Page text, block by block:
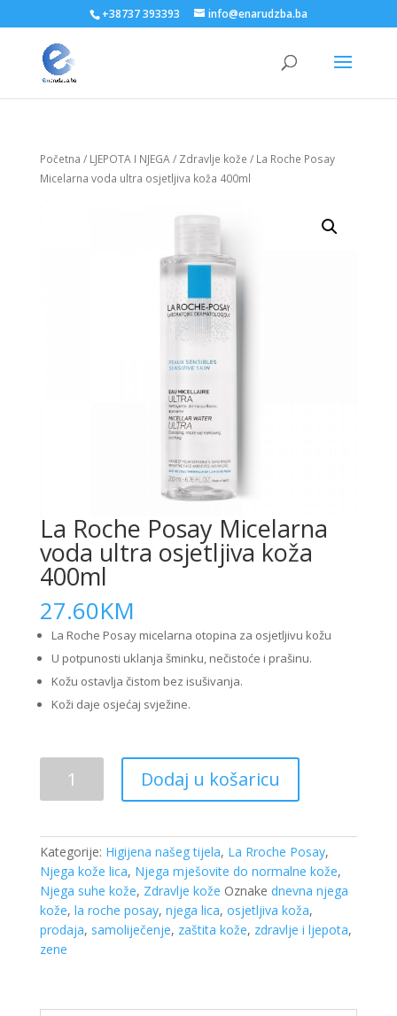
+38737 393393 info@enarudzba.ba
Početna / LJEPOTA I NJEGA/ Zdravlje kože / La Roche Posay
Micelarna voda ultra osjetljiva koža 400ml
La Roche Posay Micelarna
voda ultra osjetljiva koža
400ml
27.60KM
La Roche Posay micelarna otopina za osjetljivu kožu
U potpunosti uklanja šminku, nečistoće i prašinu.
Kožu ostavlja čistom bez isušivanja.
Koži daje osjećaj svježine.
Roche
Posay
voda
ultra
osjetljiva
koža
400ml
količina
Dodaj u košaricu
Kategorije: Higijena našeg tijela, La Rroche Posay,
Njega kože lica, Njega mješovite do normalne kože,
Njega suhe kože, Zdravlje kože Oznake dnevna njega
kože, la roche posay, njega lica, osjetljiva koža,
prodaja, samoliječenje, zaštita kože, zdravlje i ljepota,
zene